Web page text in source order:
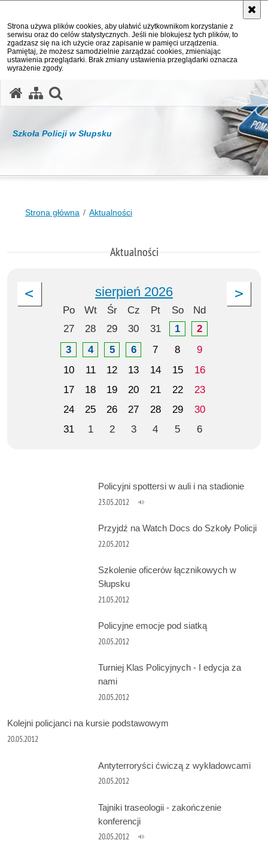
Strona używa plików cookies, aby ułatwić użytkownikom korzystanie z
serwisu oraz do celów statystycznych. Jeśli nie blokujesz tych plików, to
zgadzasz się na ich użycie oraz zapisanie w pamięci urządzenia.
Pamiętaj, że możesz samodzielnie zarządzać cookies, zmieniając
ustawienia przeglądarki. Brak zmiany ustawienia przeglądarki oznacza
wyrażenie zgody.
Szkoła Policji w Słupsku
Strona główna Aktualności
Aktualności
sierpień 2026
Po Wt Śr Cz Pt So
Nd
27
28 29 30 31 1
2
3
4 5 6 7 8
9
10
11 12 13 14 15
16
17
18 19 20 21 22
23
24
25 26 27 28 29
30
31
1 2 3 4 5 6
Policyjni spottersi w auli i na stadionie
23.05.2012
Przyjdź na Watch Docs do Szkoły Policji
22.05.2012
Szkolenie oficerów łącznikowych w
Słupsku
21.05.2012
Policyjne emocje pod siatką
20.05.2012
Turniej Klas Policyjnych - I edycja za
nami
20.05.2012
Kolejni policjanci na kursie podstawowym
20.05.2012
Antyterroryści ćwiczą z wykładowcami
20.05.2012
Tajniki traseologii - zakończenie
konferencji
20.05.2012